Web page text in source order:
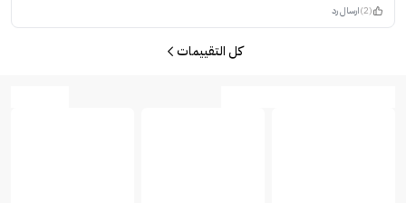
(2) ارسال رد
كل التقييمات